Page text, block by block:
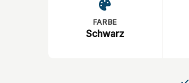
FARBE
Schwarz